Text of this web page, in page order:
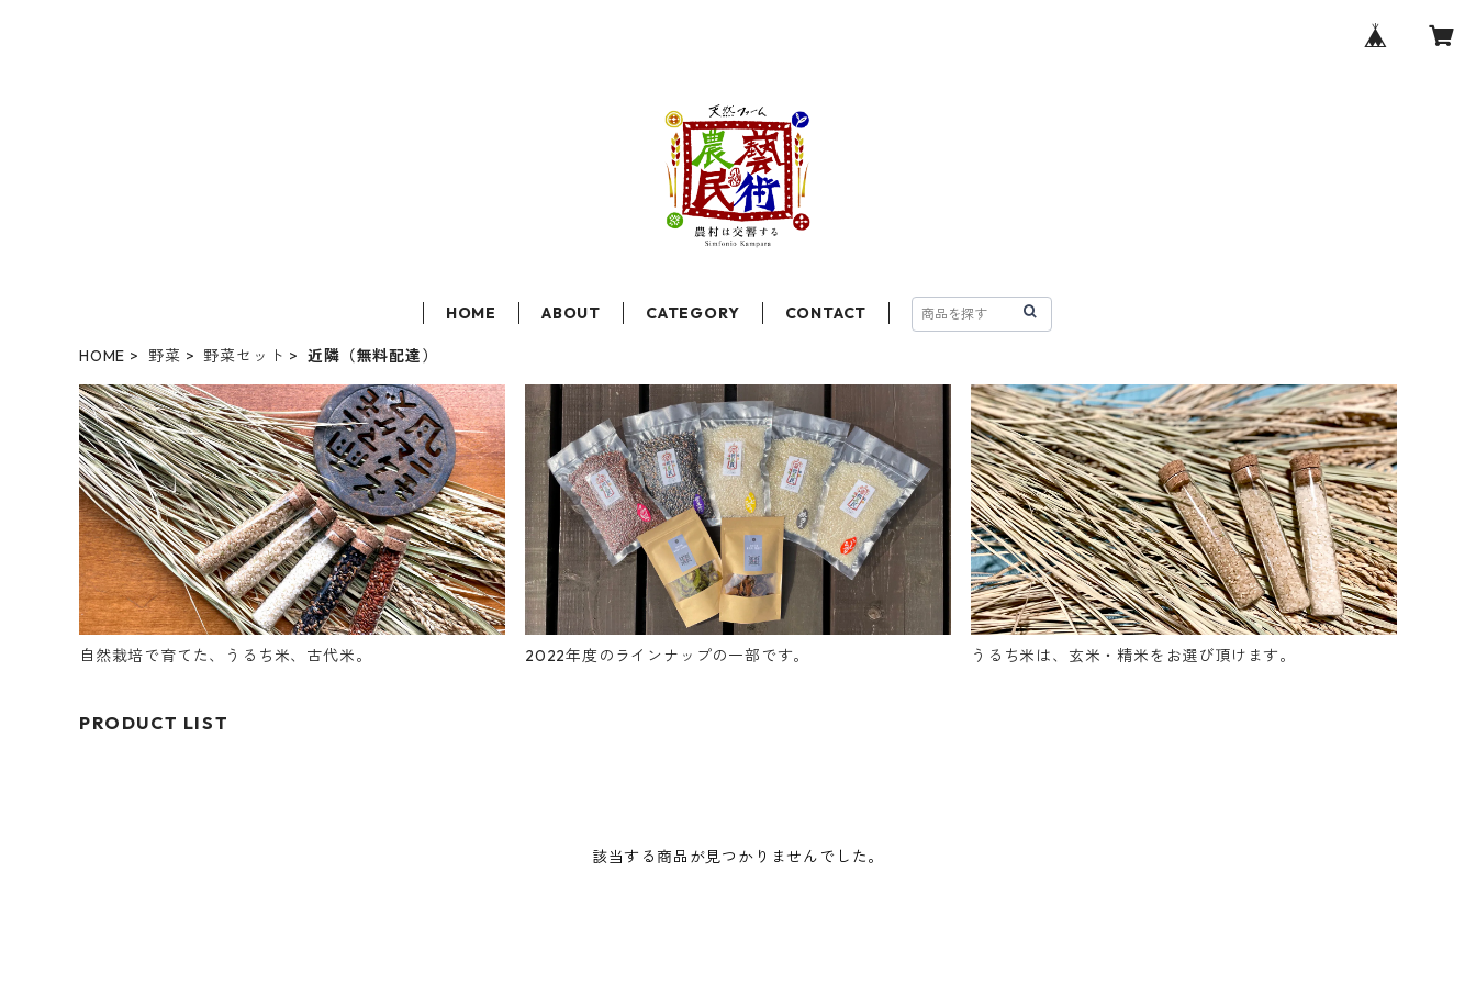
HOME ABOUT CATEGORY CONTACT
HOME 野菜 野菜セット 近隣（無料配達）
自然栽培で育てた、うるち米、古代米。 2022年度のラインナップの一部です。 うるち米は、玄米・精米をお選び頂けます。
PRODUCT LIST
該当する商品が見つかりませんでした。